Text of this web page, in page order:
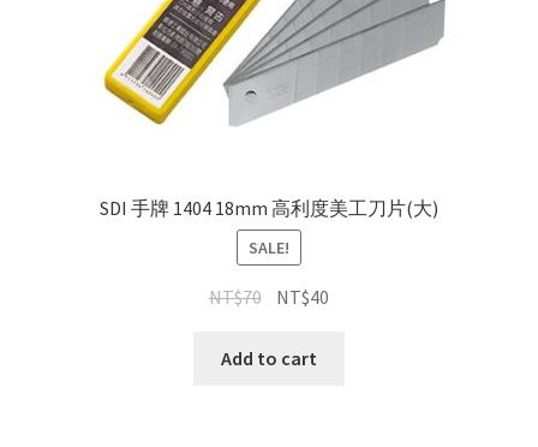
SDI 手牌 1404 18mm 高利度美工刀片(大)
SALE!
NT$70 NT$40
Add to cart